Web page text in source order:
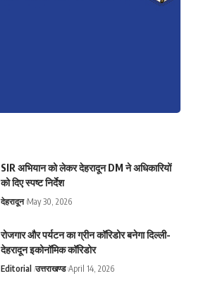
SIR अभियान को लेकर देहरादून DM ने अधिकारियों
को दिए स्पष्ट निर्देश
देहरादून May 30, 2026
रोजगार और पर्यटन का ग्रीन कॉरिडोर बनेगा दिल्ली-
देहरादून इकोनॉमिक कॉरिडोर
Editorial उत्तराखण्ड April 14, 2026